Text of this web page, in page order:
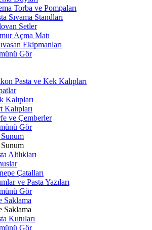
Torba ve Pompaları
Sıvama Standları
Setler
Açma Matı
Ekipmanları
Gör
Pasta ve Kek Kalıpları
Kalıpları
Kalıpları
ve Çemberler
Gör
Altlıkları
Çatalları
ve Pasta Yazıları
Gör
Saklama
Saklama
Kutuları
Gör